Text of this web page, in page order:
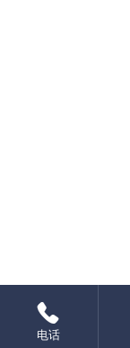

电话